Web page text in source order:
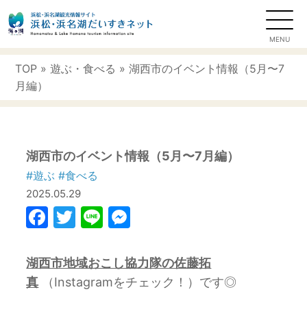
TOP »遊ぶ ・食べる » 湖西市のイベント情報（5月〜7
月編）
湖西市のイベント情報（5月〜7月編）
#遊ぶ #食べる
2025.05.29
Facebook
Twitter
Line
湖西市地域おこし協力隊の佐藤拓
真 （Instagramをチェック！）です◎